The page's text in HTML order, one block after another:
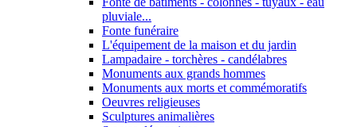
pluviale...
Fonte funéraire
L'équipement de la maison et du jardin
Lampadaire - torchères - candélabres
Monuments aux grands hommes
Monuments aux morts et commémoratifs
Oeuvres religieuses
Sculptures animalières